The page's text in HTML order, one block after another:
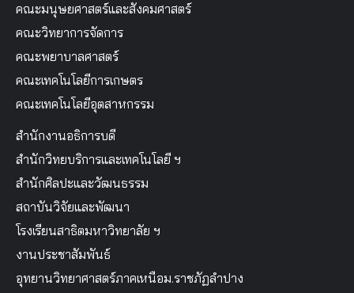
คณะมนุษยศาสตร์และสังคมศาสตร์
คณะวิทยาการจัดการ
คณะพยาบาลศาสตร์
คณะเทคโนโลยีการเกษตร
คณะเทคโนโลยีอุตสาหกรรม
สำนักงานอธิการบดี
สำนักวิทยบริการและเทคโนโลยี ฯ
สำนักศิลปะและวัฒนธรรม
สถาบันวิจัยและพัฒนา
โรงเรียนสาธิตมหาวิทยาลัย ฯ
งานประชาสัมพันธ์
อุทยานวิทยาศาสตร์ภาคเหนือม.ราชภัฏลำปาง